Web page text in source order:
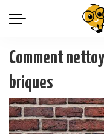
Comment
briques